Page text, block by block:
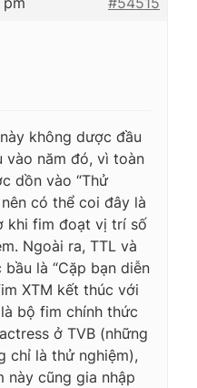
không dược đầu
vào năm đó, vì toàn
dồn vào “Thử
có thể coi đây là
khi fim đoạt vị trí số
Ngoài ra, TTL và
là “Cặp bạn diễn
XTM kết thúc với
bộ fim chính thức
ở TVB (những
chỉ là thử nghiệm),
này cũng gia nhập